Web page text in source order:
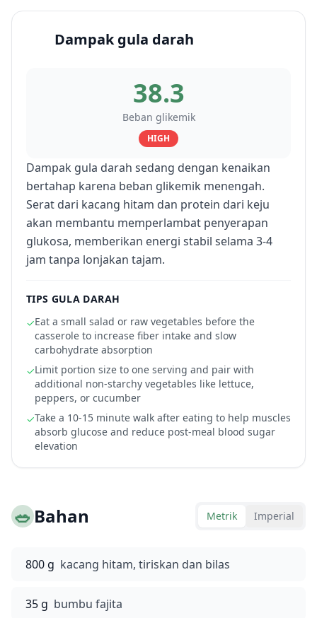
Dampak gula darah
38.3
Beban glikemik
HIGH
Dampak gula darah sedang dengan kenaikan
bertahap karena beban glikemik menengah.
Serat dari kacang hitam dan protein dari keju
akan membantu memperlambat penyerapan
glukosa, memberikan energi stabil selama 3-4
jam tanpa lonjakan tajam.
TIPS GULA DARAH
✓Eat a small salad or raw vegetables before the
casserole to increase fiber intake and slow
carbohydrate absorption
✓Limit portion size to one serving and pair with
additional non-starchy vegetables like lettuce,
peppers, or cucumber
✓Take a 10-15 minute walk after eating to help muscles
absorb glucose and reduce post-meal blood sugar
elevation
🥗Bahan Metrik Imperial
800 g kacang hitam, tiriskan dan bilas
35 g bumbu fajita